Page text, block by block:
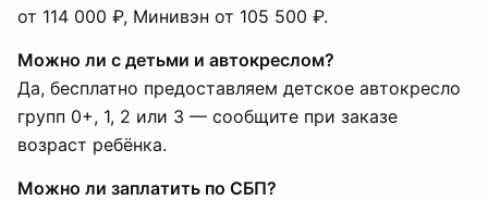
от 114 000 ₽, Минивэн от 105 500 ₽.
Можно ли с детьми и автокреслом?
Да, бесплатно предоставляем детское автокресло
групп 0+, 1, 2 или 3 — сообщите при заказе
возраст ребёнка.
Можно ли заплатить по СБП?